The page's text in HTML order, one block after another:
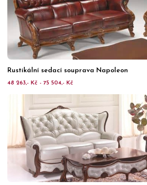
Rustikální sedací souprava Napoleon
48 263,- Kč - 75 504,- Kč